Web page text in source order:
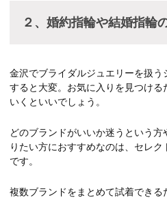
２、婚約指輪や結婚指輪
金沢でブライダルジュエリーを扱う
すると大変。お気に入りを見つけ
いくといいでしょう。
どのブランドがいいか迷うという
りたい方におすすめなのは、セレ
です。
複数ブランドをまとめて試着でき